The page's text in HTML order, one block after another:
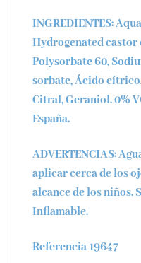
INGREDIENTES:
Hydrogenated
Polysorbate 60,
sorbate, Ácido
Citral, Geraniol.0%
España.
ADVERTENCIAS:
aplicar cerca de los
alcance de los niños.
Inflamable.
Referencia 19647